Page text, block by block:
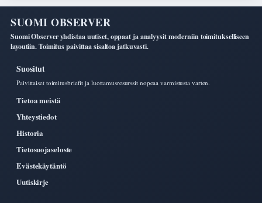
SUOMI OBSERVER
Suomi Observer yhdistaa uutiset, oppaat ja analyysit moderniin toimitukselliseen
layoutiin. Toimitus paivittaa sisaltoa jatkuvasti.
Suositut
Paivittaiset toimitusbriefit ja luottamusresurssit nopeaa varmistusta varten.
Tietoa meistä
Yhteystiedot
Historia
Tietosuojaseloste
Evästekäytäntö
Uutiskirje